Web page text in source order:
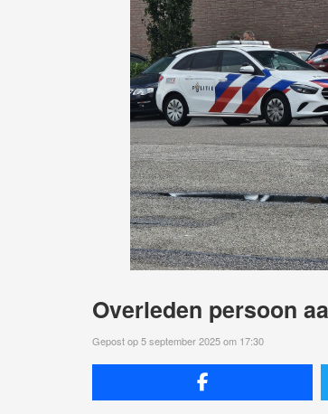
Overleden persoon
Gepost op 5 september 2025 om 17:30